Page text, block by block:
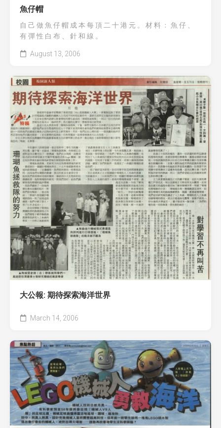
魚仔帽
自 己 做 魚 仔 帽 成 本 每 頂 二 十 港 元 。 材 料 ﹕ 魚 仔 、
有 彈 性 白 布 、 針 和 線 。
August 13, 2006
大公報: 期待探索海洋世界
March 14, 2006